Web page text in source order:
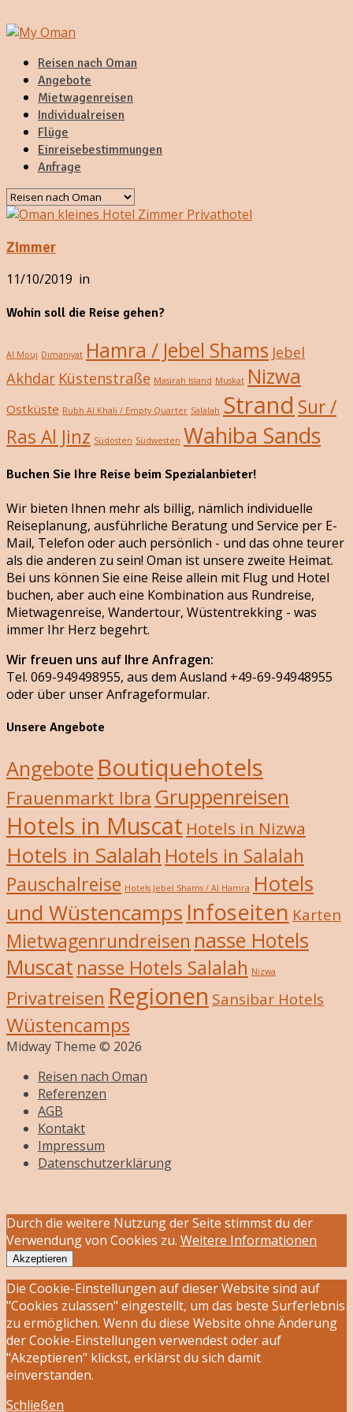
Reisen nach Oman
Angebote
Mietwagenreisen
Individualreisen
Flüge
Einreisebestimmungen
Anfrage
Zimmer
11/10/2019 in
Wohin soll die Reise gehen?
Al Mouj Dimaniyat Hamra / Jebel Shams Jebel
Akhdar Küstenstraße Masirah Island Muskat Nizwa
Ostküste Rubh Al Khali / Empty Quarter Salalah Strand Sur /
Ras Al Jinz Südosten Südwesten Wahiba Sands
Buchen Sie Ihre Reise beim Spezialanbieter!
Wir bieten Ihnen mehr als billig, nämlich individuelle
Reiseplanung, ausführliche Beratung und Service per E-
Mail, Telefon oder auch persönlich - und das ohne teurer
als die anderen zu sein! Oman ist unsere zweite Heimat.
Bei uns können Sie eine Reise allein mit Flug und Hotel
buchen, aber auch eine Kombination aus Rundreise,
Mietwagenreise, Wandertour, Wüstentrekking - was
immer Ihr Herz begehrt.
Wir freuen uns auf Ihre Anfragen:
Tel. 069-949498955, aus dem Ausland +49-69-94948955
oder über unser Anfrageformular.
Unsere Angebote
Angebote Boutiquehotels
Frauenmarkt Ibra Gruppenreisen
Hotels in Muscat Hotels in Nizwa
Hotels in Salalah Hotels in Salalah
Pauschalreise Hotels Jebel Shams / Al Hamra Hotels
und Wüstencamps Infoseiten Karten
Mietwagenrundreisen nasse Hotels
Muscat nasse Hotels Salalah Nizwa
Privatreisen Regionen Sansibar Hotels
Wüstencamps
Midway Theme © 2026
Reisen nach Oman
Referenzen
AGB
Kontakt
Impressum
Datenschutzerklärung
Durch die weitere Nutzung der Seite stimmst du der
Verwendung von Cookies zu. Weitere Informationen
Akzeptieren
Die Cookie-Einstellungen auf dieser Website sind auf
"Cookies zulassen" eingestellt, um das beste Surferlebnis
zu ermöglichen. Wenn du diese Website ohne Änderung
der Cookie-Einstellungen verwendest oder auf
"Akzeptieren" klickst, erklärst du sich damit
einverstanden.
Schließen